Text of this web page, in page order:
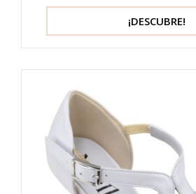
¡DESCUBRE!